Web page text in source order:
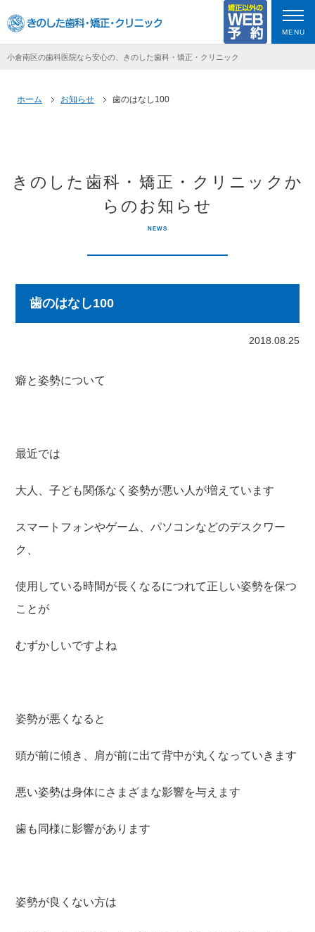
小倉南区の歯科医院なら安心の、きのした歯科・矯正・クリニック
MENU
ホーム お知らせ 歯のはなし100
きのした歯科・矯正・クリニックか
らのお知らせ
NEWS
歯のはなし100
2018.08.25
癖と姿勢について
最近では
大人、子ども関係なく姿勢が悪い人が増えています
スマートフォンやゲーム、パソコンなどのデスクワー
ク、
使用している時間が長くなるにつれて正しい姿勢を保つ
ことが
むずかしいですよね
姿勢が悪くなると
頭が前に傾き、肩が前に出て背中が丸くなっていきます
悪い姿勢は身体にさまざまな影響を与えます
歯も同様に影響があります
姿勢が良くない方は